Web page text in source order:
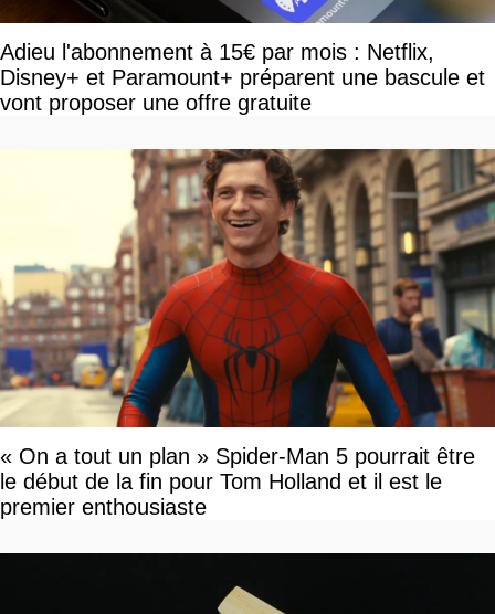
Adieu l'abonnement à 15€ par mois : Netflix,
Disney+ et Paramount+ préparent une bascule et
vont proposer une offre gratuite
« On a tout un plan » Spider-Man 5 pourrait être
le début de la fin pour Tom Holland et il est le
premier enthousiaste